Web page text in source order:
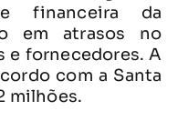
financeira da
em atrasos no
e fornecedores. A
com a Santa
milhões.